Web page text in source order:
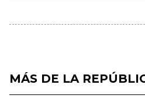
MÁS DE LA